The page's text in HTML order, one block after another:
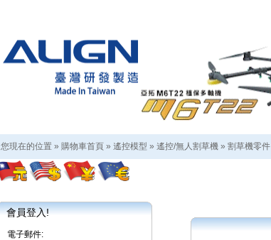
您現在的位置 » 購物車首頁 » 遙控模型 » 遙控/無人割草機 » 割草機零件
會員登入!
電子郵件: